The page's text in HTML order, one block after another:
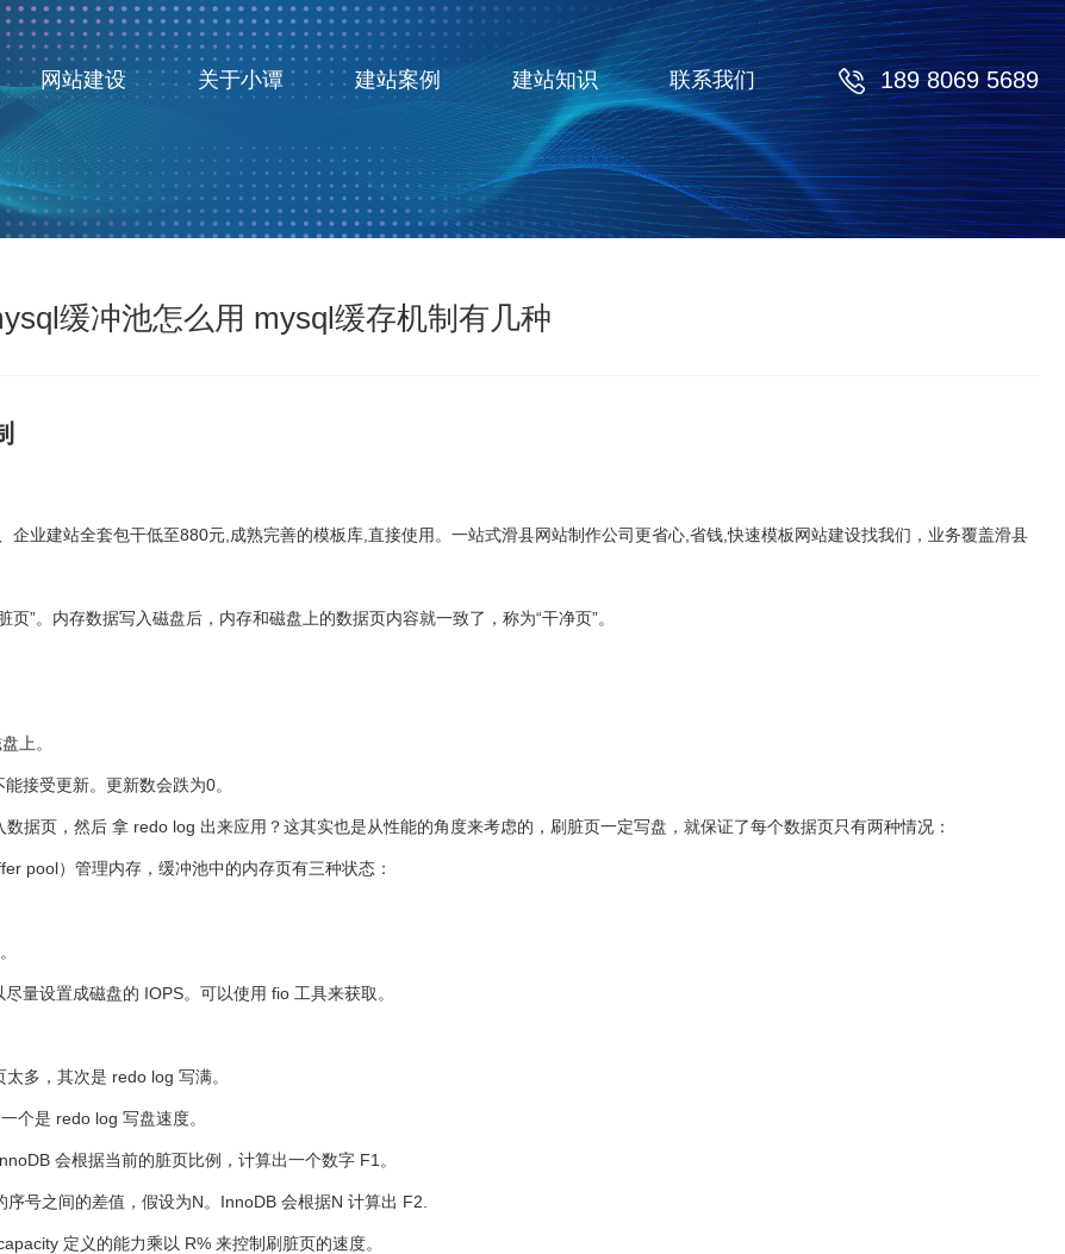
网站建设 关于小谭 建站案例 建站知识 联系我们 189 8069 5689
缓冲池怎么用 mysql缓存机制有几种
业建站全套包干低至880元,成熟完善的模板库,直接使用。一站式滑县网站制作公司更省心,省钱,快速模板网站建设找我们，业务覆盖滑县
”。内存数据写入磁盘后，内存和磁盘上的数据页内容就一致了，称为“干净页”。
上。
接受更新。更新数会跌为0。
据页，然后 拿 redo log 出来应用？这其实也是从性能的角度来考虑的，刷脏页一定写盘，就保证了每个数据页只有两种情况：
pool）管理内存，缓冲池中的内存页有三种状态：
量设置成磁盘的 IOPS。可以使用 fio 工具来获取。
多，其次是 redo log 写满。
个是 redo log 写盘速度。
会根据当前的脏页比例，计算出一个数字 F1。
号之间的差值，假设为N。InnoDB 会根据N 计算出 F2.
定义的能力乘以 R% 来控制刷脏页的速度。